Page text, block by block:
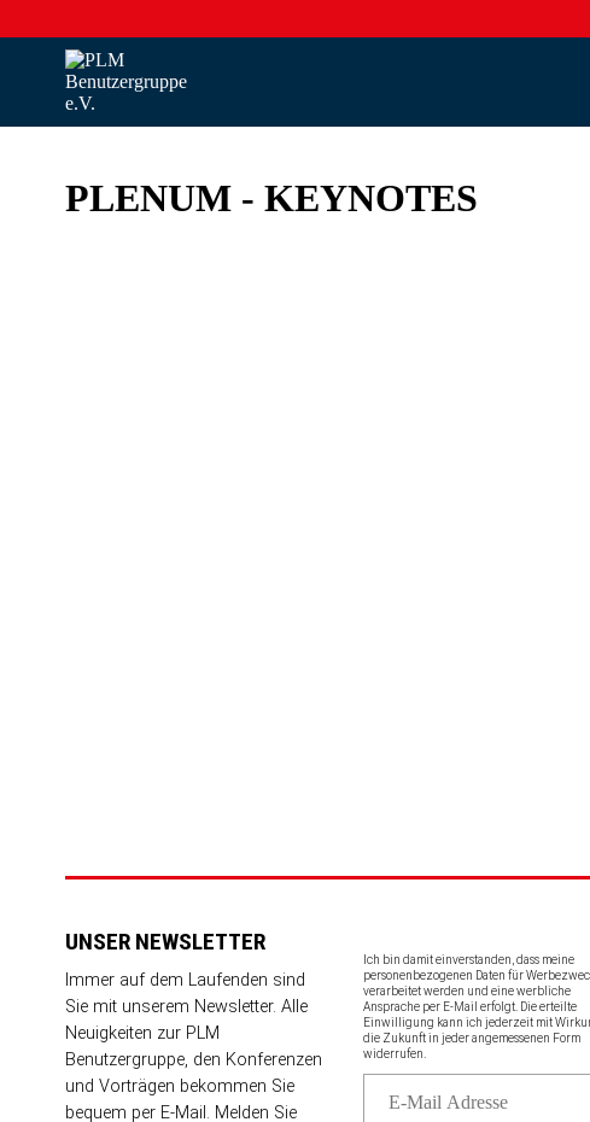
PLENUM - KEYNOTES
UNSER NEWSLETTER
Immer auf dem Laufenden sind
Sie mit unserem Newsletter. Alle
Neuigkeiten zur PLM
Benutzergruppe, den Konferenzen
und Vorträgen bekommen Sie
bequem per E-Mail. Melden Sie
Ich bin damit einverstanden, dass meine
personenbezogenen Daten für
verarbeitet werden und eine werbliche
Ansprache per E-Mail erfolgt. Die erteilte
Einwilligung kann ich jederzeit mit
die Zukunft in jeder angemessenen Form
widerrufen.